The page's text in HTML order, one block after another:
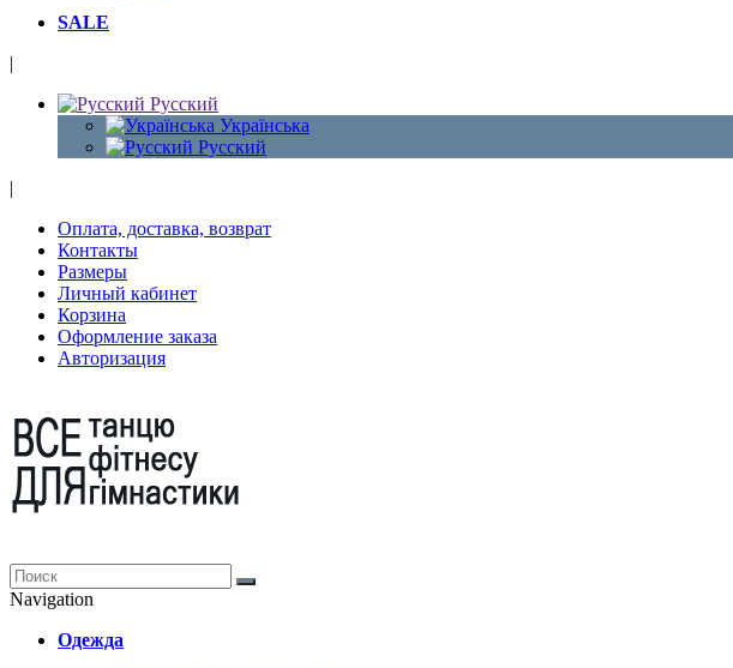
SALE
|
Русский
Українська
Русский
|
Оплата, доставка, возврат
Контакты
Размеры
Личный кабинет
Корзина
Оформление заказа
Авторизация
Navigation
Одежда